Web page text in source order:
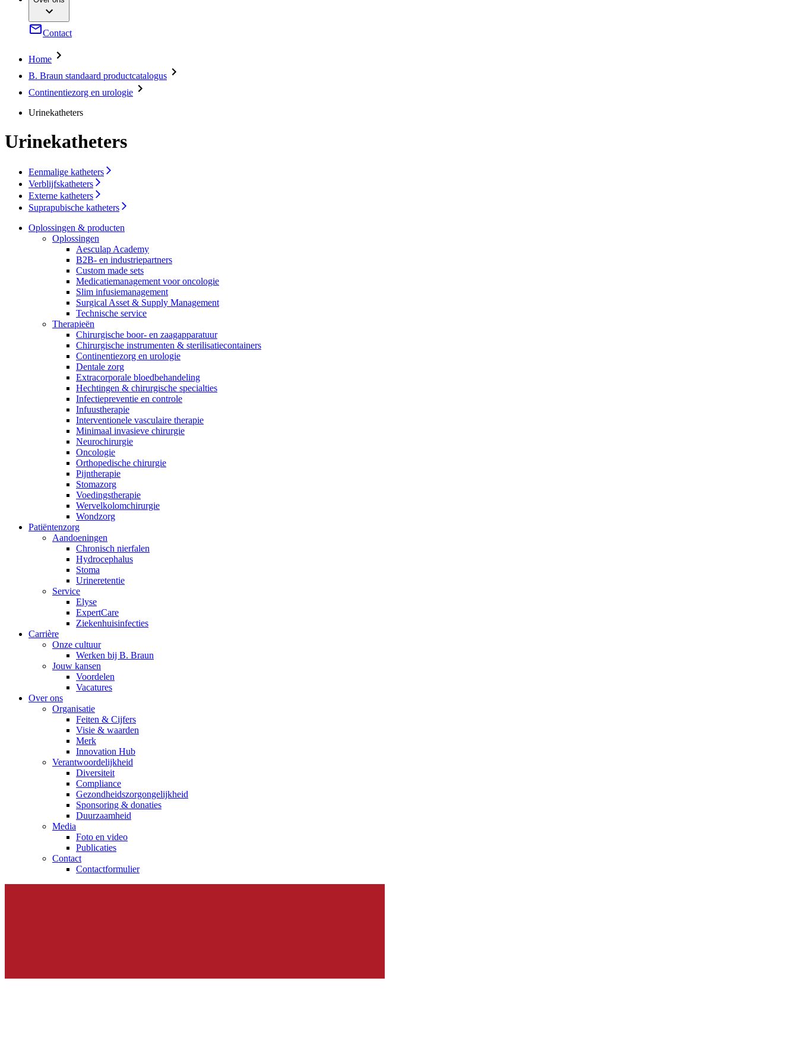
Interventionele vasculaire therapie
Minimaal invasieve chirurgie
Neurochirurgie
Orthopedische chirurgie
Stomazorg
Voedingstherapie
Wondzorg
Oplossingen
Therapieën
Productassortiment
Vind het product dat je zoekt. Bekijk hier het complete productassortiment.
Service
ExpertCare
Gespecialiseerde verpleegkundige thuiszorg.
Jouw kansen
Vind jouw baan
Ontdek jouw carrièremogelijkheden, bekijk onze vacatures en vind een functie die bij je past!
Media
Foto en video
Publicaties
Contact
Organisatie
Verantwoordelijkheid
Media
Contact
Heb je een vraag? Neem contact met ons op.
Contact
Home
B. Braun standaard productcatalogus
Continentiezorg en urologie
Urinekatheters
Urinekatheters
Eenmalige katheters
Verblijfskatheters
Externe katheters
Suprapubische katheters
Oplossingen & producten
Oplossingen
Aesculap Academy
B2B- en industriepartners
Custom made sets
Medicatiemanagement voor oncologie
Slim infusiemanagement
Surgical Asset & Supply Management
Technische service
Therapieën
Chirurgische boor- en zaagapparatuur
Chirurgische instrumenten & sterilisatiecontainers
Continentiezorg en urologie
Dentale zorg
Extracorporale bloedbehandeling
Hechtingen & chirurgische specialties
Infectiepreventie en controle
Infuustherapie
Interventionele vasculaire therapie
Minimaal invasieve chirurgie
Neurochirurgie
Oncologie
Orthopedische chirurgie
Pijntherapie
Stomazorg
Voedingstherapie
Wervelkolomchirurgie
Wondzorg
Patiëntenzorg
Aandoeningen
Chronisch nierfalen
​​Hydrocephalus
Stoma
Urineretentie
Service
Elyse
ExpertCare
Ziekenhuisinfecties
Carrière
Onze cultuur
Werken bij B. Braun
Jouw kansen
Voordelen
Vacatures
Over ons
Organisatie
Feiten & Cijfers
Visie & waarden
Merk
Innovation Hub
Verantwoordelijkheid
Diversiteit
Compliance
Gezondheidszorgongelijkheid​
Sponsoring & donaties
Duurzaamheid
Media
Foto en video
Publicaties
Contact
Contactformulier